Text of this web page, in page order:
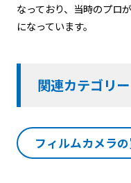
なっており、当時のプロ
になっています。
関連カテゴリー
フィルムカメラ